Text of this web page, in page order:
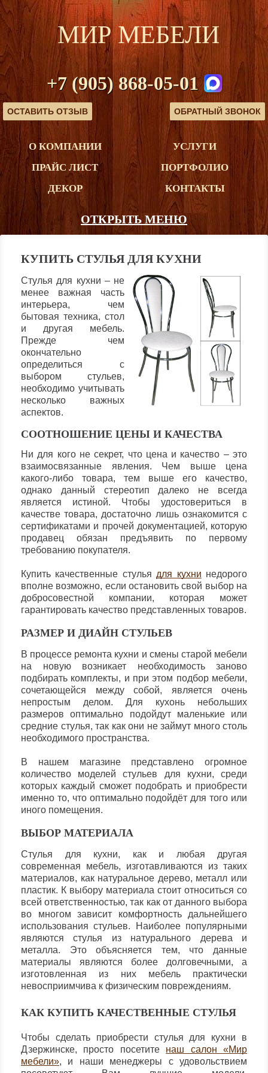
МИР МЕБЕЛИ
+7 (905) 868-05-01
ОБРАТНЫЙ ЗВОНОК
ОСТАВИТЬ ОТЗЫВ
О КОМПАНИИ
УСЛУГИ
ПРАЙС ЛИСТ
ПОРТФОЛИО
ДЕКОР
КОНТАКТЫ
ОТКРЫТЬ МЕНЮ
КУПИТЬ СТУЛЬЯ ДЛЯ КУХНИ
Стулья для кухни – не
менее важная часть
интерьера, чем
бытовая техника, стол
и другая мебель.
Прежде чем
окончательно
определиться с
выбором стульев,
необходимо учитывать
несколько важных
аспектов.
СООТНОШЕНИЕ ЦЕНЫ И КАЧЕСТВА
Ни для кого не секрет, что цена и качество – это
взаимосвязанные явления. Чем выше цена
какого-либо товара, тем выше его качество,
однако данный стереотип далеко не всегда
является истиной. Чтобы удостовериться в
качестве товара, достаточно лишь ознакомится с
сертификатами и прочей документацией, которую
продавец обязан предъявить по первому
требованию покупателя.
Купить качественные стулья для кухни недорого
вполне возможно, если остановить свой выбор на
добросовестной компании, которая может
гарантировать качество представленных товаров.
РАЗМЕР И ДИАЙН СТУЛЬЕВ
В процессе ремонта кухни и смены старой мебели
на новую возникает необходимость заново
подбирать комплекты, и при этом подбор мебели,
сочетающейся между собой, является очень
непростым делом. Для кухонь небольших
размеров оптимально подойдут маленькие или
средние стулья, так как они не займут много столь
необходимого пространства.
В нашем магазине представлено огромное
количество моделей стульев для кухни, среди
которых каждый сможет подобрать и приобрести
именно то, что оптимально подойдёт для того или
иного помещения.
ВЫБОР МАТЕРИАЛА
Стулья для кухни, как и любая другая
современная мебель, изготавливаются из таких
материалов, как натуральное дерево, металл или
пластик. К выбору материала стоит относиться со
всей ответственностью, так как от данного выбора
во многом зависит комфортность дальнейшего
использования стульев. Наиболее популярными
являются стулья из натурального дерева и
металла. Это объясняется тем, что данные
материалы являются более долговечными, а
изготовленная из них мебель практически
невосприимчива к физическим повреждениям.
КАК КУПИТЬ КАЧЕСТВЕННЫЕ СТУЛЬЯ
Чтобы сделать приобрести стулья для кухни в
Дзержинске, просто посетите наш салон «Мир
мебели», и наши менеджеры с удовольствием